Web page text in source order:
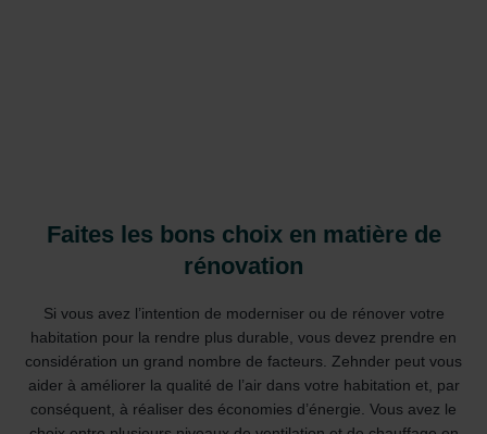
Faites les bons choix en matière de
rénovation
Si vous avez l’intention de moderniser ou de rénover votre
habitation pour la rendre plus durable, vous devez prendre en
considération un grand nombre de facteurs. Zehnder peut vous
aider à améliorer la qualité de l’air dans votre habitation et, par
conséquent, à réaliser des économies d’énergie. Vous avez le